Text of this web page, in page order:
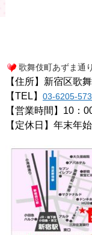
歌舞伎町あずま通
【住所】新宿区歌
【TEL】 03-6205-
【営業時間】10：
【定休日】年末年始